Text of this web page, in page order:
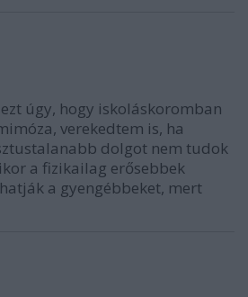
úgy, hogy iskoláskoromban
verekedtem is, ha
dolgot nem tudok
a fizikailag erősebbek
a gyengébbeket, mert